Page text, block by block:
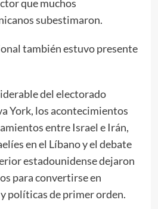
que muchos
subestimaron.
también estuvo presente
del electorado
York, los acontecimientos
entre Israel e Irán,
en el Líbano y el debate
estadounidense dejaron
para convertirse en
políticas de primer orden.